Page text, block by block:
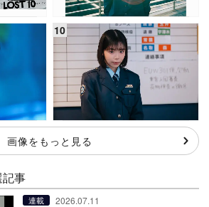
画像をもっと見る
記事
連載 2026.07.11